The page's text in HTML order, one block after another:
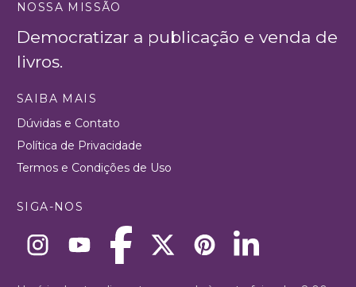
NOSSA MISSÃO
Democratizar a publicação e venda de
livros.
SAIBA MAIS
Dúvidas e Contato
Política de Privacidade
Termos e Condições de Uso
SIGA-NOS